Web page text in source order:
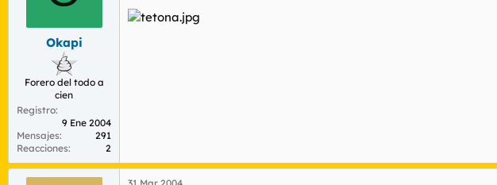
Okapi
Forero del todo a
cien
Registro
9 Ene 2004
Mensajes
291
Reacciones
2
31 Mar 2004